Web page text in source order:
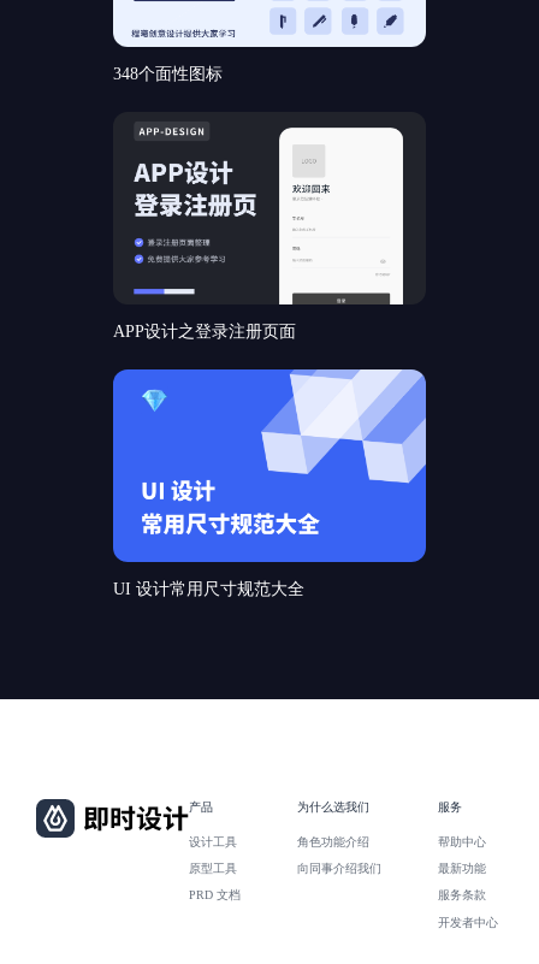
348个面性图标
APP设计之登录注册页面
UI 设计常用尺寸规范大全
产品
设计工具
原型工具
PRD 文档
为什么选我们
角色功能介绍
向同事介绍我们
服务
帮助中心
最新功能
服务条款
开发者中心